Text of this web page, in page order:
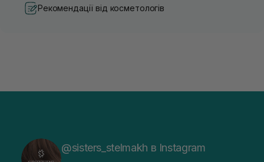
Рекомендації від косметологів
@sisters_stelmakh в Instagram